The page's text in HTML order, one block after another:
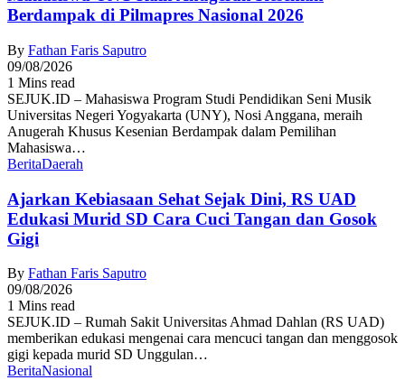
Berdampak di Pilmapres Nasional 2026
By Fathan Faris Saputro
09/08/2026
1 Mins read
SEJUK.ID – Mahasiswa Program Studi Pendidikan Seni Musik
Universitas Negeri Yogyakarta (UNY), Nosi Anggana, meraih
Anugerah Khusus Kesenian Berdampak dalam Pemilihan
Mahasiswa…
BeritaDaerah
Ajarkan Kebiasaan Sehat Sejak Dini, RS UAD
Edukasi Murid SD Cara Cuci Tangan dan Gosok
Gigi
By Fathan Faris Saputro
09/08/2026
1 Mins read
SEJUK.ID – Rumah Sakit Universitas Ahmad Dahlan (RS UAD)
memberikan edukasi mengenai cara mencuci tangan dan menggosok
gigi kepada murid SD Unggulan…
BeritaNasional